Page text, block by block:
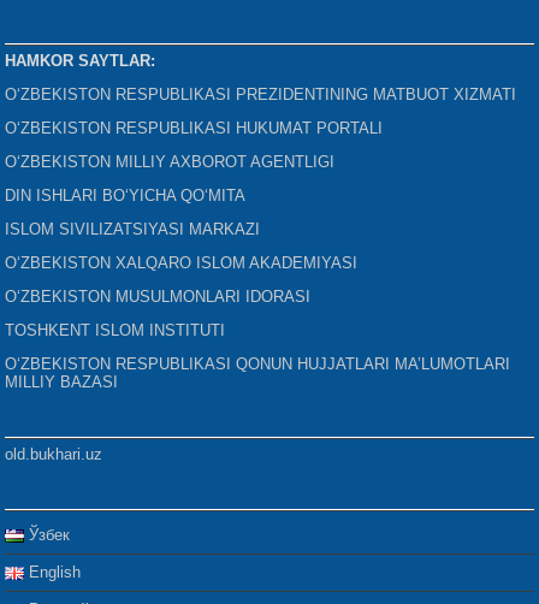
HAMKOR SAYTLAR:
O‘ZBEKISTON RESPUBLIKASI PREZIDENTINING MATBUOT XIZMATI
O‘ZBEKISTON RESPUBLIKASI HUKUMAT PORTALI
O‘ZBEKISTON MILLIY AXBOROT AGENTLIGI
DIN ISHLARI BO‘YICHA QO‘MITA
ISLOM SIVILIZATSIYASI MARKAZI
O‘ZBEKISTON XALQARO ISLOM AKADEMIYASI
O‘ZBEKISTON MUSULMONLARI IDORASI
TOSHKENT ISLOM INSTITUTI
O‘ZBEKISTON RESPUBLIKASI QONUN HUJJATLARI MA’LUMOTLARI
MILLIY BAZASI
old.bukhari.uz
Ўзбек
English